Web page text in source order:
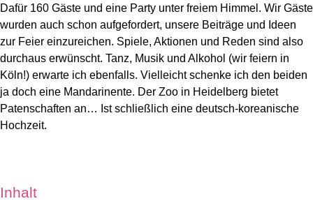
Dafür 160 Gäste und eine Party unter freiem Himmel. Wir Gäste
wurden auch schon aufgefordert, unsere Beiträge und Ideen
zur Feier einzureichen. Spiele, Aktionen und Reden sind also
durchaus erwünscht. Tanz, Musik und Alkohol (wir feiern in
Köln!) erwarte ich ebenfalls. Vielleicht schenke ich den beiden
ja doch eine Mandarinente. Der Zoo in Heidelberg bietet
Patenschaften an… Ist schließlich eine deutsch-koreanische
Hochzeit.
Inhalt